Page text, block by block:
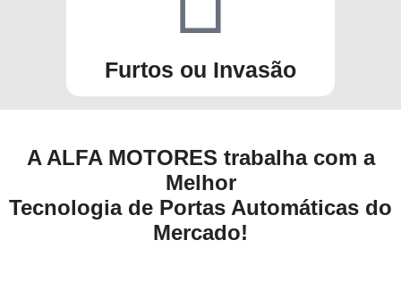
Furtos ou Invasão
A ALFA MOTORES trabalha com a
Melhor
Tecnologia de Portas Automáticas do
Mercado!